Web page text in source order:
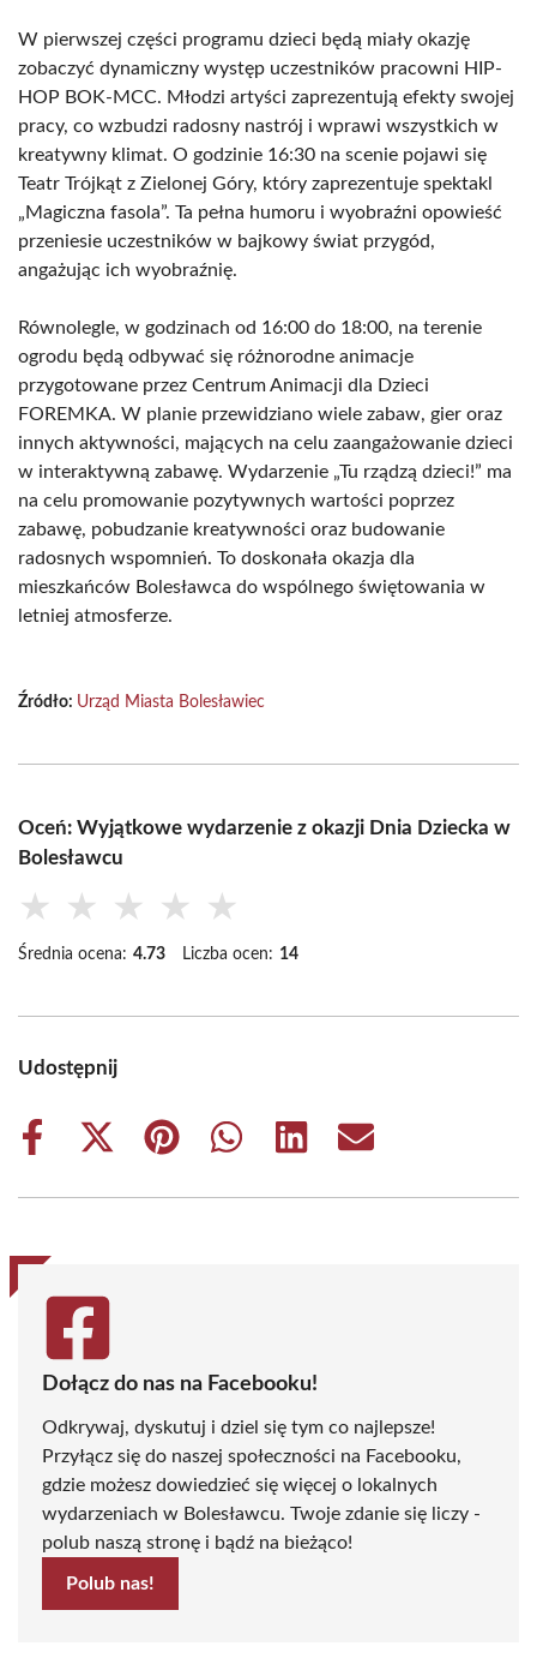
W pierwszej części programu dzieci będą miały okazję
zobaczyć dynamiczny występ uczestników pracowni HIP-
HOP BOK-MCC. Młodzi artyści zaprezentują efekty swojej
pracy, co wzbudzi radosny nastrój i wprawi wszystkich w
kreatywny klimat. O godzinie 16:30 na scenie pojawi się
Teatr Trójkąt z Zielonej Góry, który zaprezentuje spektakl
„Magiczna fasola”. Ta pełna humoru i wyobraźni opowieść
przeniesie uczestników w bajkowy świat przygód,
angażując ich wyobraźnię.
Równolegle, w godzinach od 16:00 do 18:00, na terenie
ogrodu będą odbywać się różnorodne animacje
przygotowane przez Centrum Animacji dla Dzieci
FOREMKA. W planie przewidziano wiele zabaw, gier oraz
innych aktywności, mających na celu zaangażowanie dzieci
w interaktywną zabawę. Wydarzenie „Tu rządzą dzieci!” ma
na celu promowanie pozytywnych wartości poprzez
zabawę, pobudzanie kreatywności oraz budowanie
radosnych wspomnień. To doskonała okazja dla
mieszkańców Bolesławca do wspólnego świętowania w
letniej atmosferze.
Źródło: Urząd Miasta Bolesławiec
Oceń: Wyjątkowe wydarzenie z okazji Dnia Dziecka w
Bolesławcu
★ ★ ★ ★ ★
Średnia ocena: 4.73 Liczba ocen: 14
Udostępnij
Share
Share
(Twitter)
Share
Share
Share
Share
Dołącz do nas na Facebooku!
Odkrywaj, dyskutuj i dziel się tym co najlepsze!
Przyłącz się do naszej społeczności na Facebooku,
gdzie możesz dowiedzieć się więcej o lokalnych
wydarzeniach w Bolesławcu. Twoje zdanie się liczy -
polub naszą stronę i bądź na bieżąco!
Polub nas!